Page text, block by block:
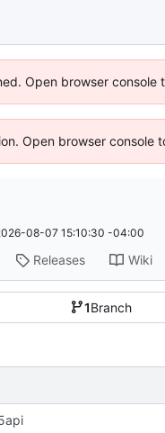
Open browser console
Open browser console
08-07 15:10:30 -04:00
Releases Wiki
1Branch